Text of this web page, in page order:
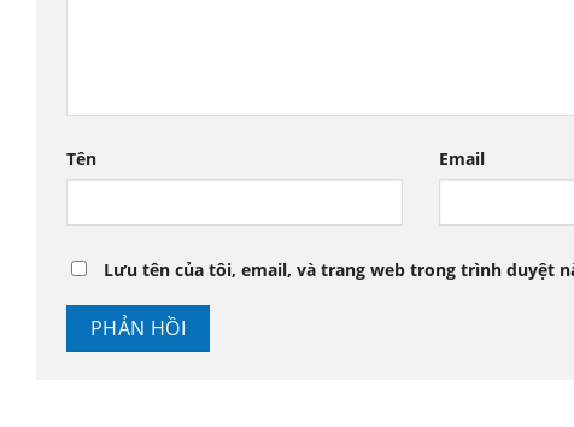
Tên Email
Lưu tên của tôi, email, và trang web trong trình duyệt